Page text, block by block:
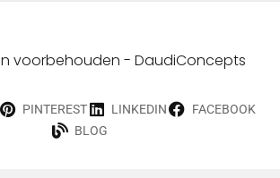
voorbehouden - DaudiConcepts
PINTEREST LINKEDIN
FACEBOOK
BLOG